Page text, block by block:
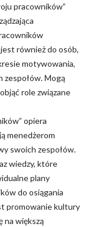
pracowników”
również do osób,
motywowania,
zespołów. Mogą
role związane
opiera
menedżerom
swoich zespołów.
wiedzy, które
plany
do osiągania
promowanie kultury
na większą